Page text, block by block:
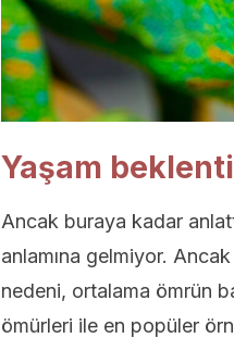
Yaşam
Ancak buraya kadar
anlamına gelmiyor.
nedeni, ortalama ömrün
ömürleri ile en popüler